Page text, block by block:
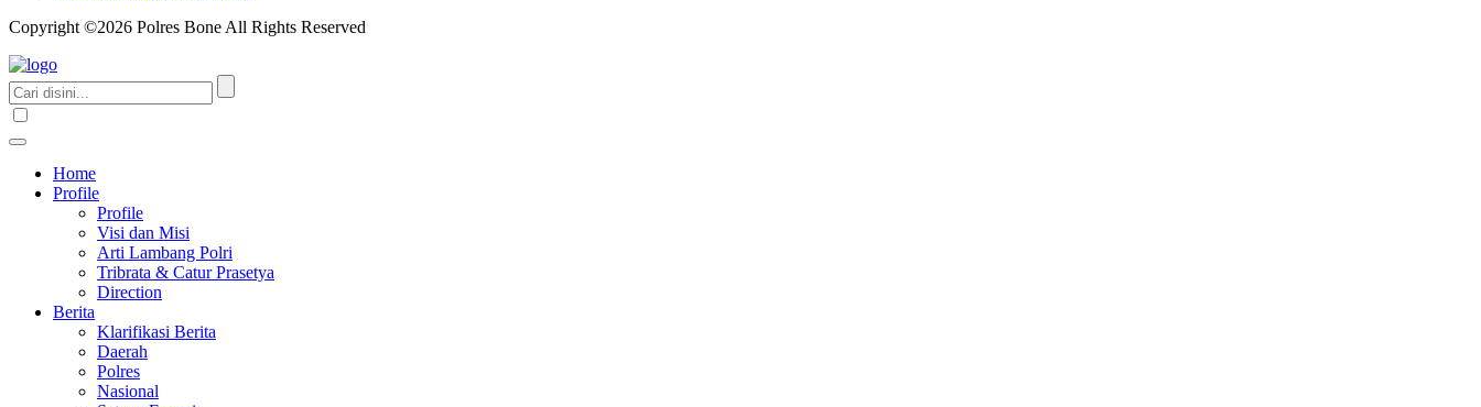
Copyright ©2026 Polres Bone All Rights Reserved
Home
Profile
Profile
Visi dan Misi
Arti Lambang Polri
Tribrata & Catur Prasetya
Direction
Berita
Klarifikasi Berita
Daerah
Polres
Nasional